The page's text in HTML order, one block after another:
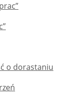
o dorastaniu